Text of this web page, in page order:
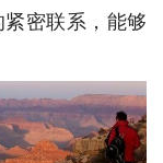
密联系，能够